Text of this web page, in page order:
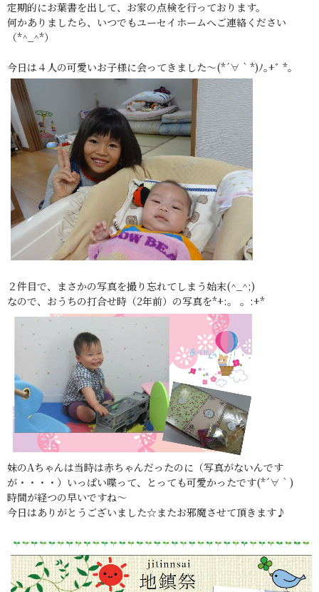
定期的にお葉書を出して、お家の点検を行っております。
何かありましたら、いつでもユーセイホームへご連絡ください
（*^_^*）
今日は４人の可愛いお子様に会ってきました～(*´∀｀*)ﾉ｡+ﾟ *｡
２件目で、まさかの写真を撮り忘れてしまう始末(^_^;)
なので、おうちの打合せ時（2年前）の写真を*+:。 。:+*
妹のAちゃんは当時は赤ちゃんだったのに（写真がないんです
が・・・・）いっぱい喋って、とっても可愛かったです(*´∀｀)
時間が経つの早いですね～
今日はありがとうございました☆またお邪魔させて頂きます♪